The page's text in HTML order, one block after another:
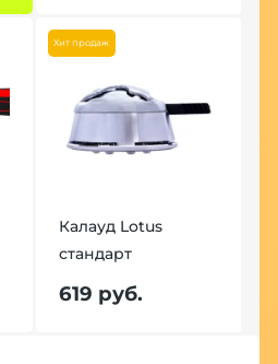
Хит продаж
Калауд Lotus
стандарт
619 руб.